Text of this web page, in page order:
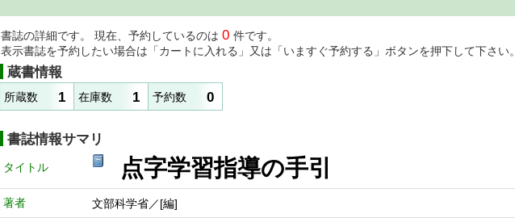
書誌の詳細です。 現在、予約しているのは 0 件です。
表示書誌を予約したい場合は「カートに入れる」又は「いますぐ予約する」ボタンを押下して下さい。
蔵書情報
所蔵数 1 在庫数 1 予約数 0
書誌情報サマリ
タイトル 点字学習指導の手引
著者 文部科学省／[編]